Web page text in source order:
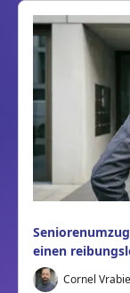
einen
Cornel Vrabie